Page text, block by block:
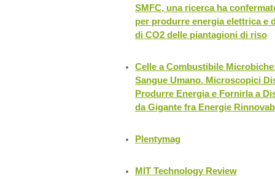
SMFC, una ricerca ha
per produrre energia elettrica e
di CO2 delle piantagioni di riso
Celle a Combustibile
Sangue Umano. Microscopici
Produrre Energia e Fornirla a
da Gigante fra Energie
Plentymag
MIT Technology Review